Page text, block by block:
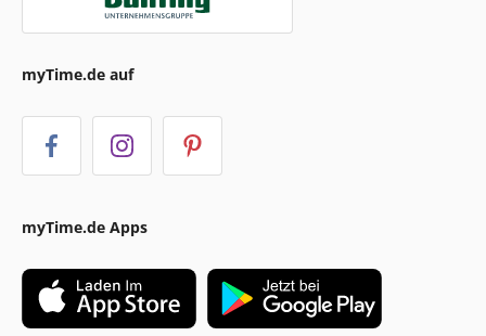
myTime.de auf
myTime.de Apps